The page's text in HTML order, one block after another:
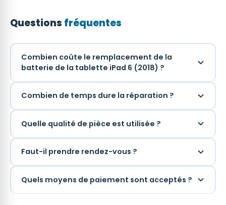
Questions fréquentes
Combien coûte le remplacement de la
batterie de la tablette iPad 6 (2018) ?
Combien de temps dure la réparation ?
Quelle qualité de pièce est utilisée ?
Faut-il prendre rendez-vous ?
Quels moyens de paiement sont acceptés ?